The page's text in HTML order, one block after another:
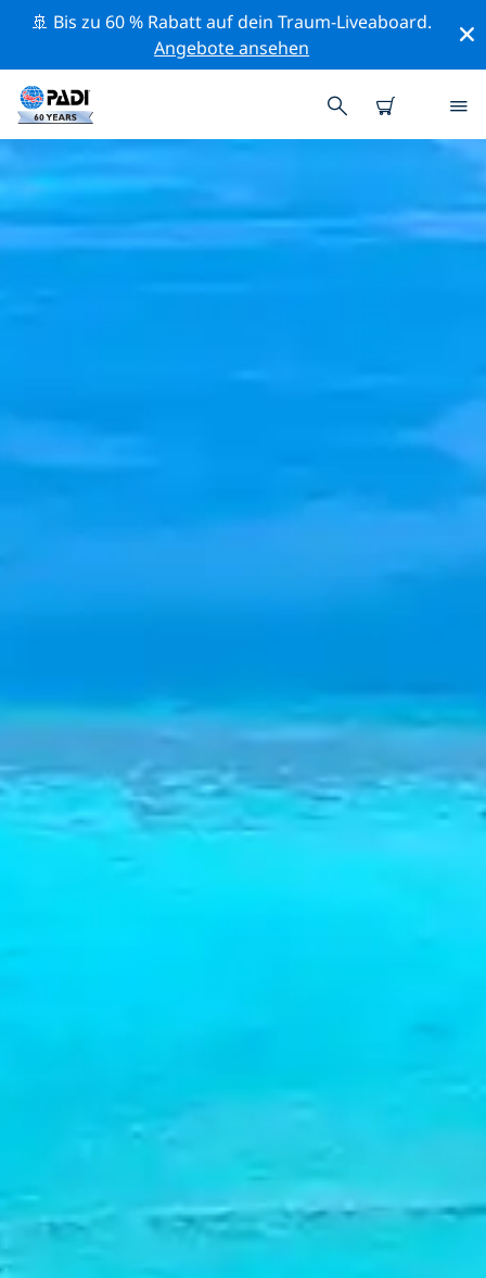
🚢 Bis zu 60 % Rabatt auf dein Traum-Liveaboard.
Angebote ansehen